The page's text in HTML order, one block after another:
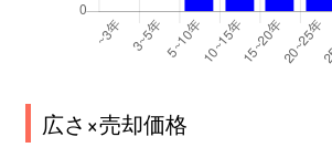
広さ×売却価格